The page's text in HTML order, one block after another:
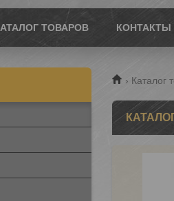
ТОВАРОВ КОНТАКТЫ
Каталог